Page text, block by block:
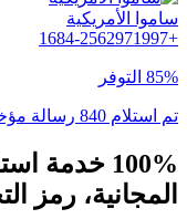
ساموا الأمريكية
+1684-2562971997
85% التوفر
تم استلام 840 رسالة مؤخرًا
المجانية، رمز